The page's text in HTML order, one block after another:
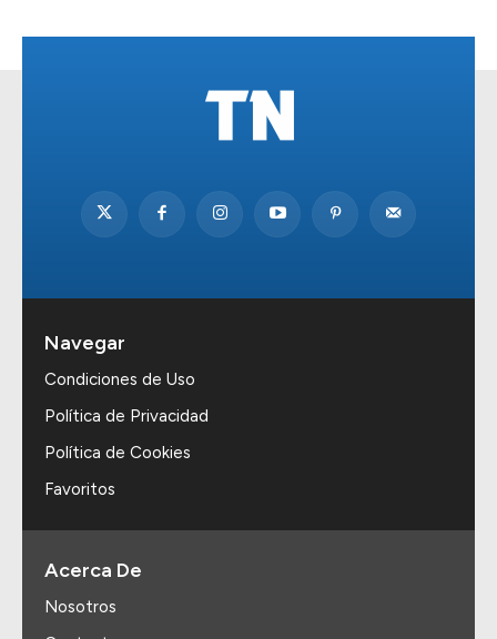
Navegar
Condiciones de Uso
Política de Privacidad
Política de Cookies
Favoritos
Acerca De
Nosotros